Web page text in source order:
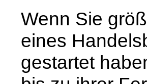
Wenn Sie
eines
gestartet